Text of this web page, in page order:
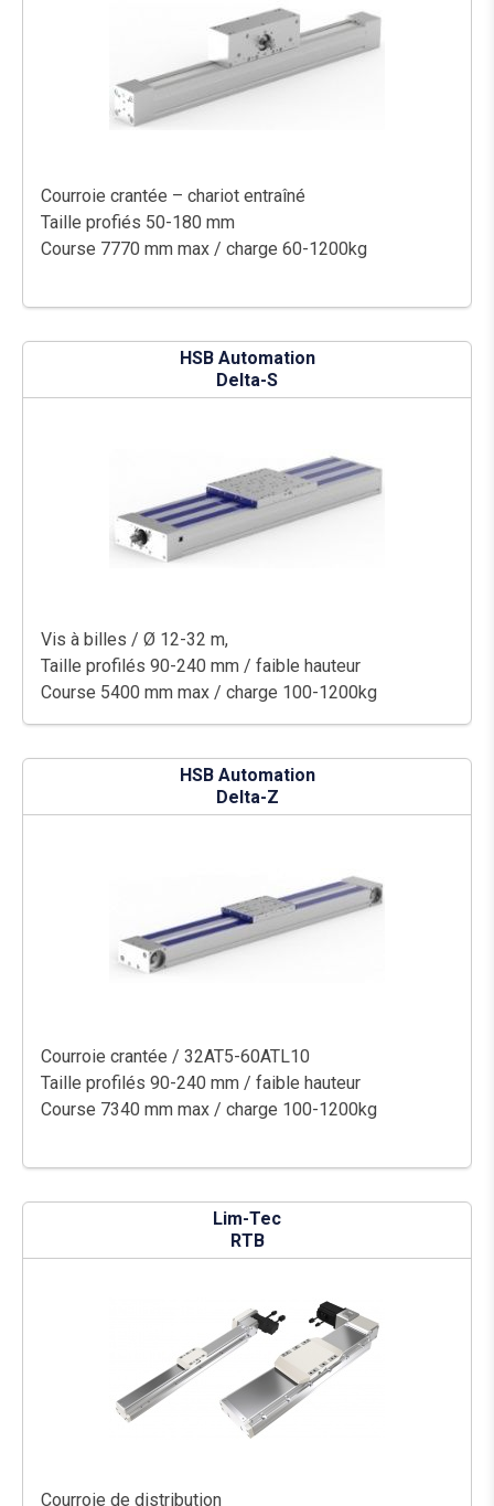
Courroie crantée – chariot entraîné
Taille profiés 50-180 mm
Course 7770 mm max / charge 60-1200kg
HSB Automation
Delta-S
Vis à billes / Ø 12-32 m,
Taille profilés 90-240 mm / faible hauteur
Course 5400 mm max / charge 100-1200kg
HSB Automation
Delta-Z
Courroie crantée / 32AT5-60ATL10
Taille profilés 90-240 mm / faible hauteur
Course 7340 mm max / charge 100-1200kg
Lim-Tec
RTB
Courroie de distribution